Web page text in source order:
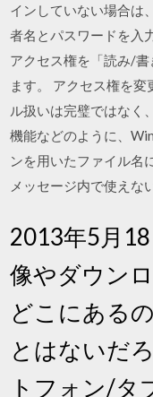
インしていない場合は
者名とパスワードを入
アクセス権を「読み/書
ます。 アクセス権を
ル扱いは完璧ではなく
機能などのように、
ンを用いたファイル名
メッセージ内で使えな
2013年5月
像やダウン
どこにある
とはないだ
トフォン/タ